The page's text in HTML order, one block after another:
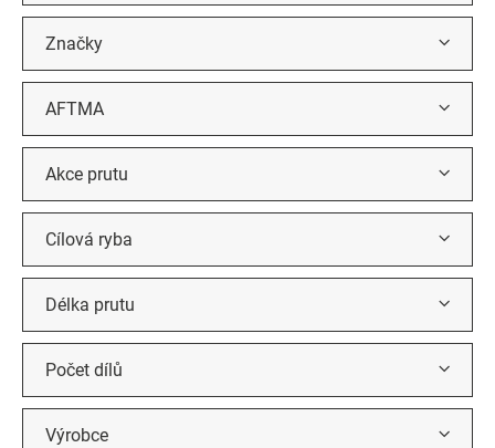
Značky
AFTMA
Akce prutu
Cílová ryba
Délka prutu
Počet dílů
Výrobce